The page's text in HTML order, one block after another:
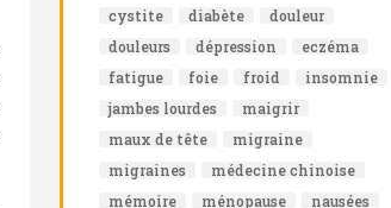
cystite
diabète
douleur
douleurs
dépression
eczéma
fatigue
foie froid
insomnie
jambes lourdes
maigrir
maux de tête
migraine
migraines
médecine chinoise
mémoire
ménopause
nausées